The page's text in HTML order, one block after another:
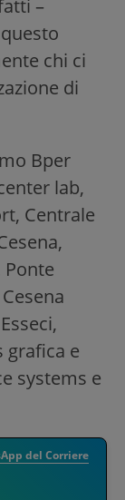
–
chi ci
di
Bper
lab,
Centrale
Ponte
grafica e
systems e
del Corriere